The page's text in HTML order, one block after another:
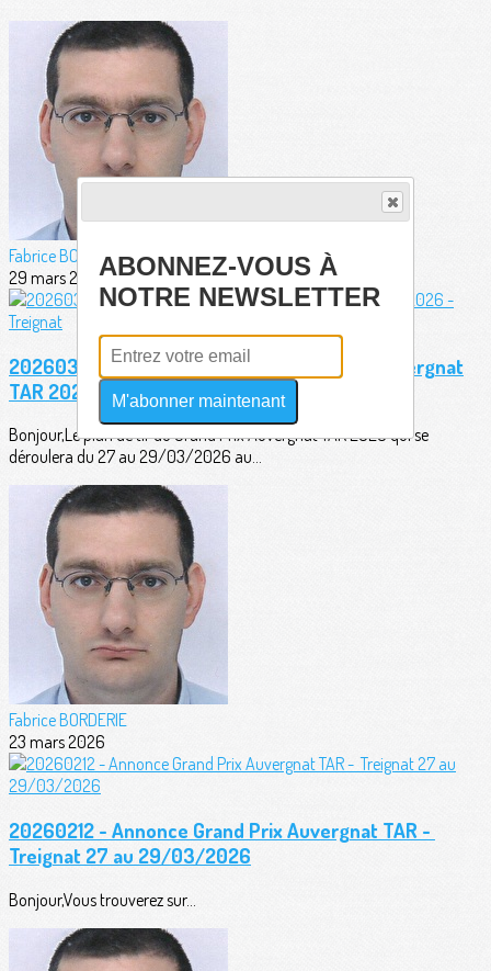
Fabrice BORDERIE
29 mars 2026
20260323 - Plan de tir officiel Grand Prix Auvergnat
TAR 2026 - Treignat
Bonjour,Le plan de tir du Grand Prix Auvergnat TAR 2026 qui se
déroulera du 27 au 29/03/2026 au...
Fabrice BORDERIE
23 mars 2026
20260212 - Annonce Grand Prix Auvergnat TAR -
Treignat 27 au 29/03/2026
Bonjour,Vous trouverez sur...
ABONNEZ-VOUS À
NOTRE NEWSLETTER
M'abonner maintenant